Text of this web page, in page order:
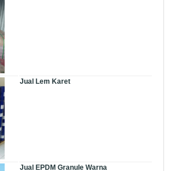
Jual Lem Karet
Jual EPDM Granule Warna